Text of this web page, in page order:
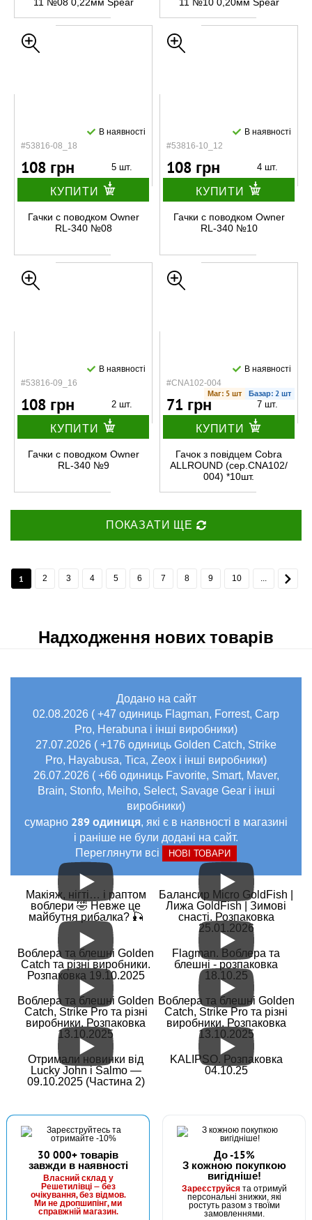
#53816-08_18
В наявності
108 грн 5 шт.
КУПИТИ
Гачки с поводком Owner
RL-340 №08
#53816-10_12
В наявності
108 грн 4 шт.
КУПИТИ
Гачки с поводком Owner
RL-340 №10
#53816-09_16
В наявності
108 грн 2 шт.
КУПИТИ
Гачки с поводком Owner
RL-340 №9
#CNA102-004
В наявності
Маг: 5 шт Базар: 2 шт
71 грн 7 шт.
КУПИТИ
Гачок з повідцем Cobra
ALLROUND (сер.CNA102/
004) *10шт.
ПОКАЗАТИ ЩЕ
1 2 3 4 5 6 7 8 9 10 ...
Надходження нових товарів
Додано на сайт
02.08.2026 ( +47 одиниць Flagman, Forrest, Carp
Pro, Herabuna і інші виробники)
27.07.2026 ( +176 одиниць Golden Catch, Strike
Pro, Hayabusa, Tica, Zeox і інші виробники)
26.07.2026 ( +66 одиниць Favorite, Smart, Maver,
Brain, Stonfo, Meiho, Select, Savage Gear і інші
виробники)
сумарно 289 одиниця, які є в наявності в магазині
і раніше не були додані на сайт.
Переглянути всі
НОВІ ТОВАРИ
Макіяж, нігті… і раптом
воблери 🤣 Невже це
майбутня рибалка? 🎣
Балансир Micro GoldFish |
Лижа GoldFish | Зимові
снасті. Розпаковка
25.01.2026
Воблера та блешні Golden
Catch та різні виробники.
Розпаковка 19.10.2025
Flagman. Воблера та
блешні - розпаковка
18.10.25
Воблера та блешні Golden
Catch, Strike Pro та різні
виробники. Розпаковка
13.10.2025
Воблера та блешні Golden
Catch, Strike Pro та різні
виробники. Розпаковка
13.10.2025
Отримали новинки від
Lucky John і Salmo —
09.10.2025 (Частина 2)
KALIPSO. Розпаковка
04.10.25
30 000+ товарів
завжди в наявності
Власний склад у
Решетилівці — без
очікування, без відмов.
Ми не дропшипінг, ми
справжній магазин.
До -15%
З кожною покупкою
вигідніше!
Зареєструйсята отримуй
персональні знижки, які
ростуть разом з твоїми
замовленнями.